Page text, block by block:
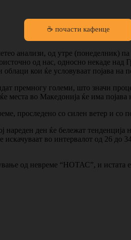
☕ почасти кафенце
анализи, од утре (понеделник)
од нас, односно некаде над
кои ќе условуваат појава
премногу големи, што значи
места во Македонија ќе има
проследено со силен ветер и со
нареден ден ќе бележат
искачуваат во интервалот од 26
од невреме “НОТАС”, и истата